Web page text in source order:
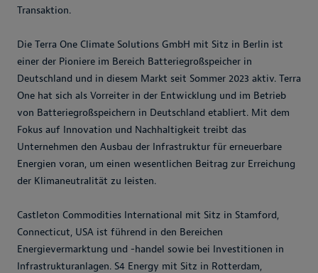
Transaktion.
Die Terra One Climate Solutions GmbH mit Sitz in Berlin ist
einer der Pioniere im Bereich Batteriegroßspeicher in
Deutschland und in diesem Markt seit Sommer 2023 aktiv. Terra
One hat sich als Vorreiter in der Entwicklung und im Betrieb
von Batteriegroßspeichern in Deutschland etabliert. Mit dem
Fokus auf Innovation und Nachhaltigkeit treibt das
Unternehmen den Ausbau der Infrastruktur für erneuerbare
Energien voran, um einen wesentlichen Beitrag zur Erreichung
der Klimaneutralität zu leisten.
Castleton Commodities International mit Sitz in Stamford,
Connecticut, USA ist führend in den Bereichen
Energievermarktung und -handel sowie bei Investitionen in
Infrastrukturanlagen. S4 Energy mit Sitz in Rotterdam,